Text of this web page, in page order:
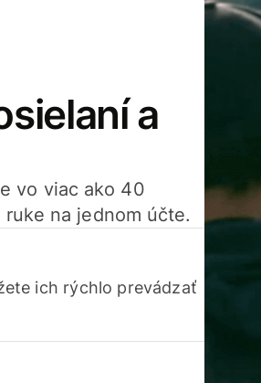
a
vo viac ako 40
na jednom účte.
ich rýchlo prevádzať